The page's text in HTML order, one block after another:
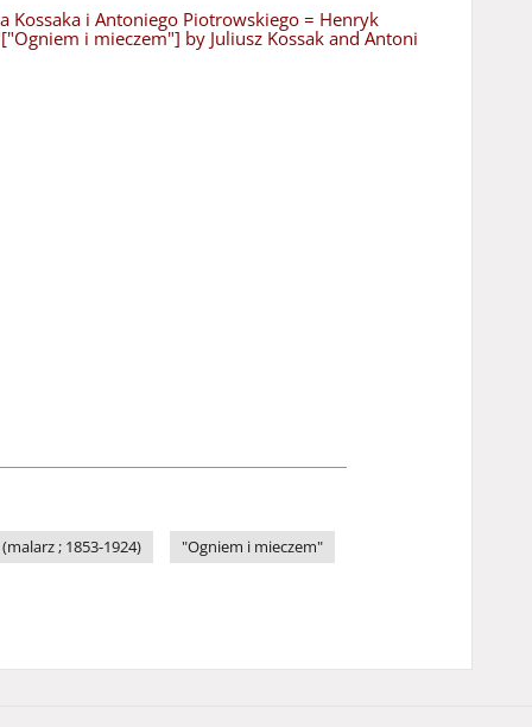
Kossaka i Antoniego Piotrowskiego = Henryk
i mieczem"] by Juliusz Kossak and Antoni
; 1853-1924)
"Ogniem i mieczem"